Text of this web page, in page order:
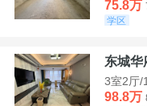
75.8万
学区
东城华
3室2厅/
98.8万